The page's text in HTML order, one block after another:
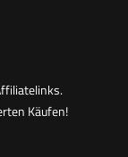
Käufen!